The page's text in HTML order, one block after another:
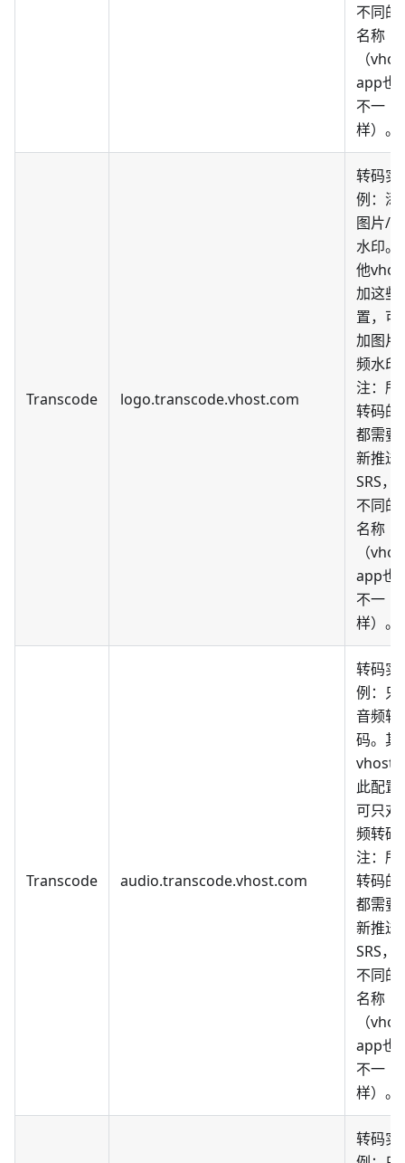
不同的
名称
（
app也
不一
样）。
Transcode logo.transcode.vhost.com
转码实
例：添
图片/
水印。
他
加这些
置，可
加图片
频水印
注：所
转码的
都需要
新推送
SRS，
不同的
名称
（
app也
不一
样）。
Transcode audio.transcode.vhost.com
转码实
例：只
音频转
码。其
vhost
此配置
可只对
频转码
注：所
转码的
都需要
新推送
SRS，
不同的
名称
（
app也
不一
样）。
转码实